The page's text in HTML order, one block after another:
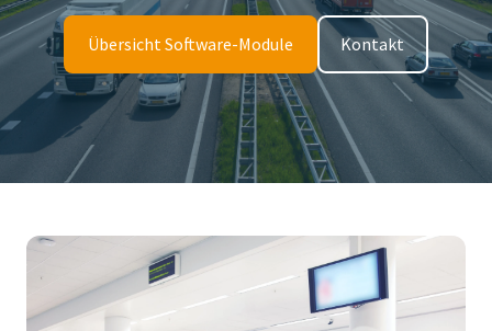
Übersicht Software-Module Kontakt